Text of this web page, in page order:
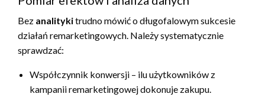
Bez analitykitrudno mówić o długofalowym sukcesie
działań remarketingowych. Należy systematycznie
sprawdzać:
Współczynnik konwersji – ilu użytkowników z
kampanii remarketingowej dokonuje zakupu.